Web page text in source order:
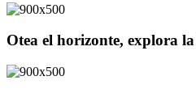
Otea el horizonte, explora